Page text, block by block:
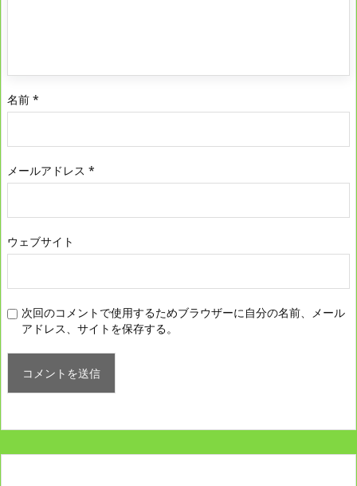
名前 *
メールアドレス *
ウェブサイト
次回のコメントで使用するためブラウザーに自分の名前、メール
アドレス、サイトを保存する。